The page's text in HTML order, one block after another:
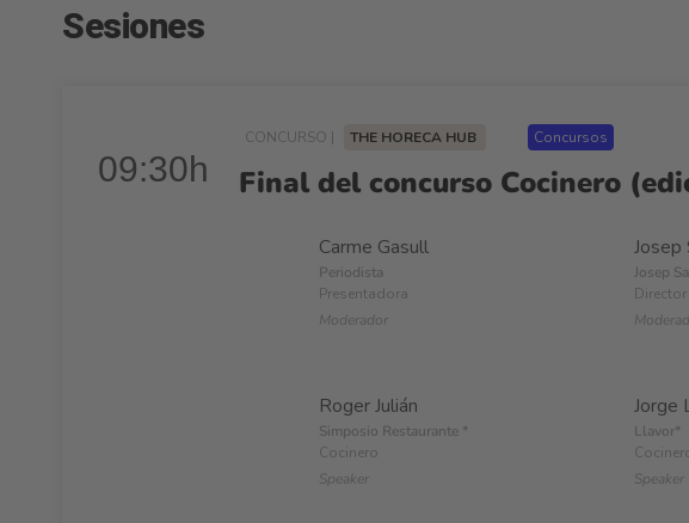
Sesiones
09:30h
CONCURSO | THE HORECA HUB Concursos
Final del concurso Cocinero
Carme Gasull
Periodista
Presentadora
Moderador
Josep
Josep
Director
Roger Julián
Simposio Restaurante *
Cocinero
Speaker
Jorge
Llavor*
Speaker